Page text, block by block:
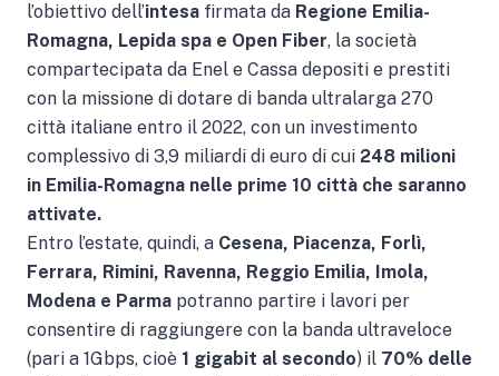
l’obiettivo dell’intesa firmata da Regione Emilia-
Romagna, Lepida spa e Open Fiber, la società
compartecipata da Enel e Cassa depositi e prestiti
con la missione di dotare di banda ultralarga 270
città italiane entro il 2022, con un investimento
complessivo di 3,9 miliardi di euro di cui 248 milioni
in Emilia-Romagna nelle prime 10 città che saranno
attivate.
Entro l’estate, quindi, a Cesena, Piacenza, Forlì,
Ferrara, Rimini, Ravenna, Reggio Emilia, Imola,
Modena e Parma potranno partire i lavori per
consentire di raggiungere con la banda ultraveloce
(pari a 1Gbps, cioè 1 gigabit al secondo) il 70% delle